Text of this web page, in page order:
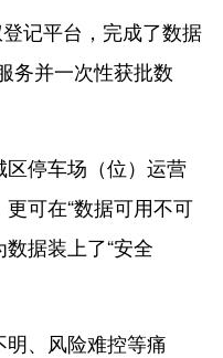
记平台，完成了数据
务并一次性获批数
停车场（位）运营
可在“数据可用不可
据装上了“安全
、风险难控等痛